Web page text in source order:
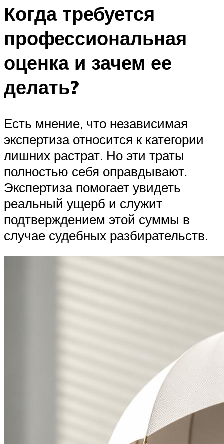
Когда требуется
профессиональная
оценка и зачем ее
делать?
Есть мнение, что независимая
экспертиза относится к категории
лишних растрат. Но эти траты
полностью себя оправдывают.
Экспертиза помогает увидеть
реальный ущерб и служит
подтверждением этой суммы в
случае судебных разбирательств.